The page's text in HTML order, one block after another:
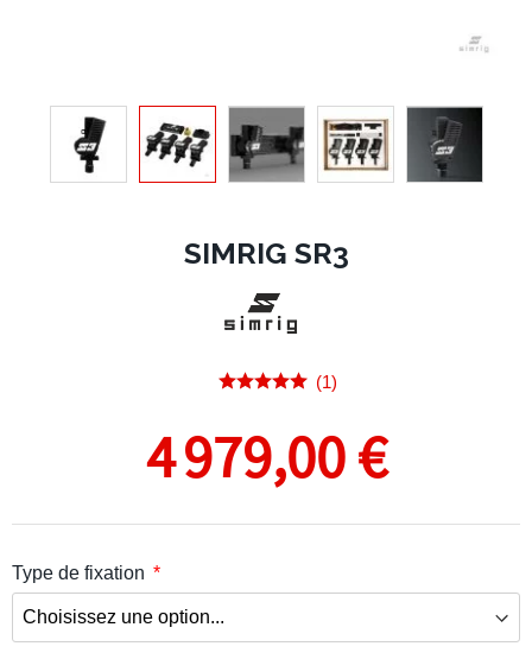
SIMRIG SR3
(1)
4 979,00 €
Type de fixation